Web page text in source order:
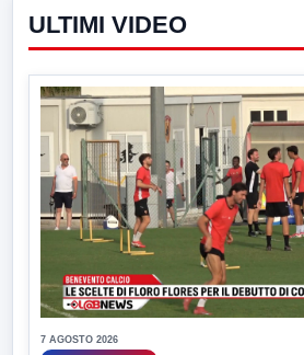
ULTIMI VIDEO
7 AGOSTO 2026